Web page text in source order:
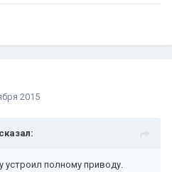
2015
устроил полному приводу.